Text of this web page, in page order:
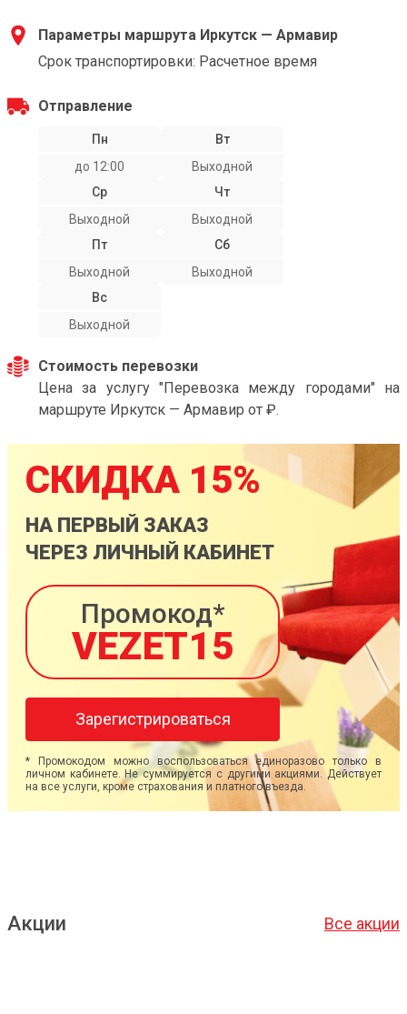
Параметры маршрута Иркутск — Армавир
Срок транспортировки: Расчетное время
Отправление
Пн
до 12:00
Вт
Выходной
Ср
Выходной
Чт
Выходной
Пт
Выходной
Сб
Выходной
Вс
Выходной
Стоимость перевозки
Цена за услугу "Перевозка между городами" на
маршруте Иркутск — Армавир от ₽.
СКИДКА 15%
НА ПЕРВЫЙ ЗАКАЗ
ЧЕРЕЗ ЛИЧНЫЙ КАБИНЕТ
Промокод*
VEZET15
Зарегистрироваться
* Промокодом можно воспользоваться единоразово только в
личном кабинете. Не суммируется с другими акциями. Действует
на все услуги, кроме страхования и платного въезда.
Акции Все акции